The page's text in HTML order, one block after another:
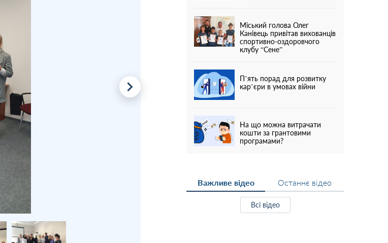
Міський голова Олег
Канівець привітав вихованців
спортивно-оздоровчого
клубу “Сене”
П’ять порад для розвитку
кар’єри в умовах війни
На що можна витрачати
кошти за грантовими
програмами?
Важливе відео Останнє відео
Всі відео